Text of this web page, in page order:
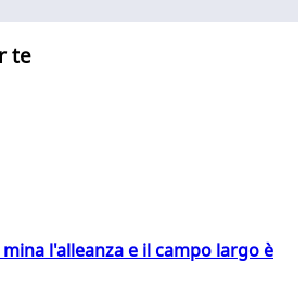
te
l'alleanza e il campo largo è